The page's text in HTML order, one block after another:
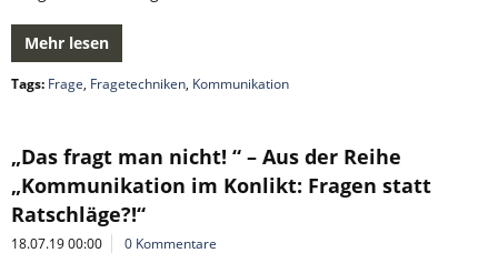
Mehr lesen
Tags: Frage, Fragetechniken, Kommunikation
„Das fragt man nicht! “ – Aus der Reihe
„Kommunikation im Konlikt: Fragen statt
Ratschläge?!“
18.07.19 00:00 0 Kommentare